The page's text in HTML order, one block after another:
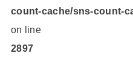
count-cache/sns-count-
on line
2897